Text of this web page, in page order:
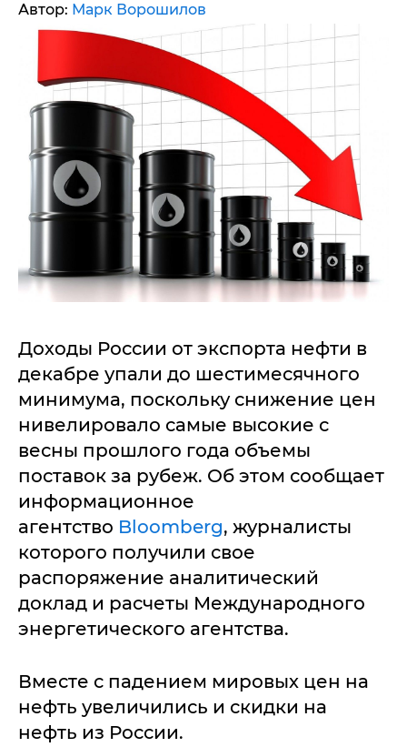
Автор: Марк Ворошилов
Доходы России от экспорта нефти в
декабре упали до шестимесячного
минимума, поскольку снижение цен
нивелировало самые высокие с
весны прошлого года объемы
поставок за рубеж. Об этом сообщает
информационное
агентство Bloomberg, журналисты
которого получили свое
распоряжение аналитический
доклад и расчеты Международного
энергетического агентства.
Вместе с падением мировых цен на
нефть увеличились и скидки на
нефть из России.